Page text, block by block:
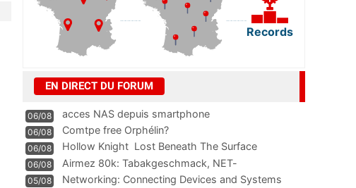
Records
EN DIRECT DU FORUM
06/08 acces NAS depuis smartphone
06/08 Comtpe free Orphélin?
06/08 Hollow Knight  Lost Beneath The Surface
06/08
Airmez 80k: Tabakgeschmack, NET-
Technologie und Leistung im
05/08 Networking: Connecting Devices and Systems